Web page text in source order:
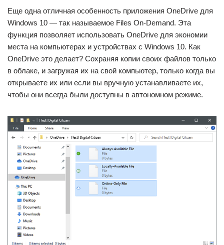
Еще одна отличная особенность приложения OneDrive для
Windows 10 — так называемое Files On-Demand. Эта
функция позволяет использовать OneDrive для экономии
места на компьютерах и устройствах с Windows 10. Как
OneDrive это делает? Сохраняя копии своих файлов только
в облаке, и загружая их на свой компьютер, только когда вы
открываете их или если вы вручную устанавливаете их,
чтобы они всегда были доступны в автономном режиме.